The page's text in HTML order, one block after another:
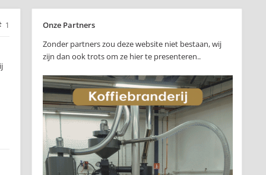
1
Onze Partners
Zonder partners zou deze website niet bestaan, wij
zijn dan ook trots om ze hier te presenteren..